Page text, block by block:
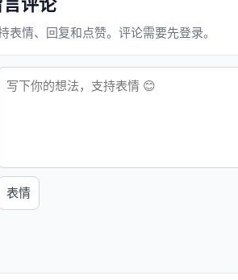
表情、回复和点赞。评论需要先登录。
表情